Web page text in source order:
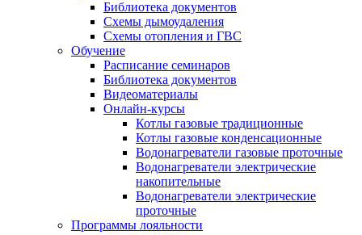
Библиотека документов
Схемы дымоудаления
Схемы отопления и ГВС
Обучение
Расписание семинаров
Библиотека документов
Видеоматериалы
Онлайн-курсы
Котлы газовые традиционные
Котлы газовые конденсационные
Водонагреватели газовые проточные
Водонагреватели электрические
накопительные
Водонагреватели электрические
проточные
Программы лояльности